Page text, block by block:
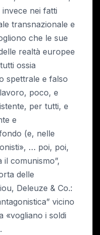
nei fatti
transnazionale e
che le sue
realtà europee
ossia
spettrale e falso
poco, e
per tutti, e
e
(e, nelle
… poi, poi,
comunismo”,
delle
Deleuze & Co.:
vicino
«vogliano i soldi